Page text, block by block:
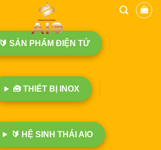
🔰 SẢN PHẨM ĐIỆN TỬ
🧰 THIẾT BỊ INOX
🔰 HỆ SINH THÁI AIO